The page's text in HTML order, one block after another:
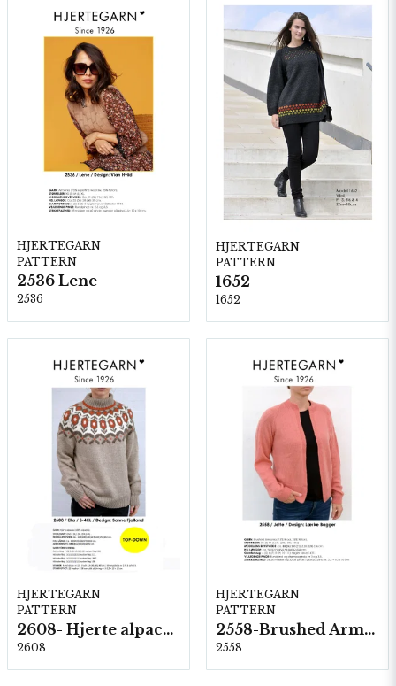
HJERTEGARN
PATTERN
2536 Lene
2536
HJERTEGARN
PATTERN
1652
1652
HJERTEGARN
PATTERN
2608- Hjerte alpacka
2608
HJERTEGARN
PATTERN
2558-Brushed Armonia
2558